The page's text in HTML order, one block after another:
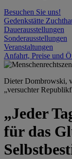
Besuchen Sie uns!
Gedenkstätte
Dauerausstellungen
Sonderausstellungen
Veranstaltungen
Anfahrt, Preise und
Dieter Dombrowski,
„versuchter
„Jeder
für das